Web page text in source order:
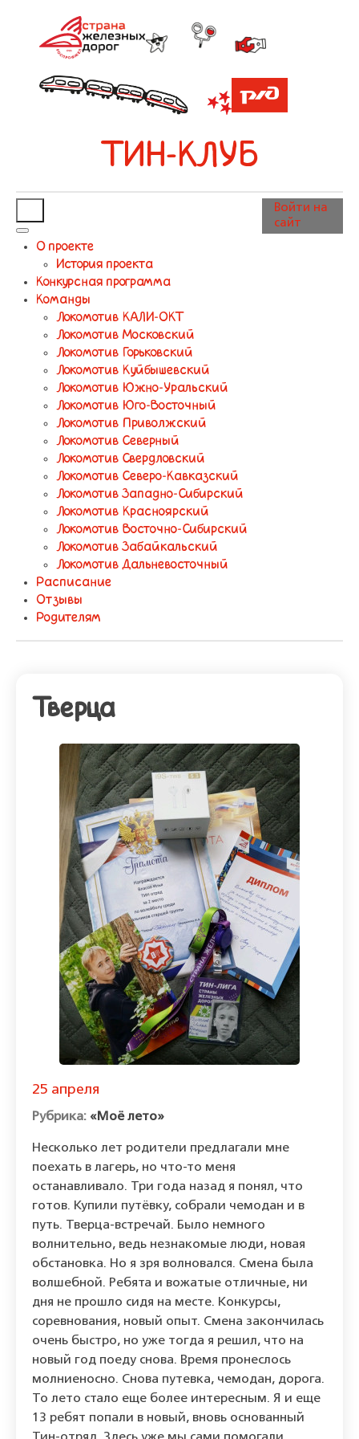
ТИН-КЛУБ
О проекте
История проекта
Конкурсная программа
Команды
Локомотив КАЛИ-ОКТ
Локомотив Московский
Локомотив Горьковский
Локомотив Куйбышевский
Локомотив Южно-Уральский
Локомотив Юго-Восточный
Локомотив Приволжский
Локомотив Северный
Локомотив Свердловский
Локомотив Северо-Кавказский
Локомотив Западно-Сибирский
Локомотив Красноярский
Локомотив Восточно-Сибирский
Локомотив Забайкальский
Локомотив Дальневосточный
Расписание
Отзывы
Родителям
Войти на
сайт
Тверца
25 апреля
«Моё лето»
Несколько лет родители предлагали мне
поехать в лагерь, но что-то меня
останавливало. Три года назад я понял, что
готов. Купили путёвку, собрали чемодан и в
путь. Тверца-встречай. Было немного
волнительно, ведь незнакомые люди, новая
обстановка. Но я зря волновался. Смена была
волшебной. Ребята и вожатые отличные, ни
дня не прошло сидя на месте. Конкурсы,
соревнования, новый опыт. Смена закончилась
очень быстро, но уже тогда я решил, что на
новый год поеду снова. Время пронеслось
молниеносно. Снова путевка, чемодан, дорога.
То лето стало еще более интересным. Я и еще
13 ребят попали в новый, вновь основанный